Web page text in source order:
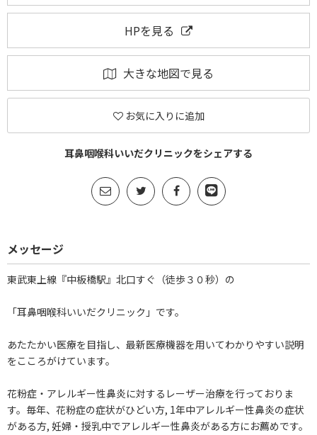
HPを見る
大きな地図で見る
お気に入りに追加
耳鼻咽喉科いいだクリニックをシェアする
メッセージ
東武東上線『中板橋駅』北口すぐ（徒歩３０秒）の
「耳鼻咽喉科いいだクリニック」です。
あたたかい医療を目指し、最新医療機器を用いてわかりやすい説明
をこころがけています。
花粉症・アレルギー性鼻炎に対するレーザー治療を行っておりま
す。毎年、花粉症の症状がひどい方, 1年中アレルギー性鼻炎の症状
がある方, 妊婦・授乳中でアレルギー性鼻炎がある方にお薦めです。